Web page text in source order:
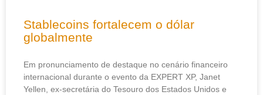
Stablecoins fortalecem o dólar
globalmente
Em pronunciamento de destaque no cenário financeiro
internacional durante o evento da EXPERT XP, Janet
Yellen, ex-secretária do Tesouro dos Estados Unidos e